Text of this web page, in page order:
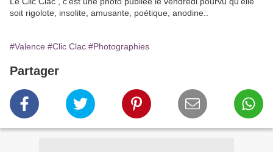
soit rigolote, insolite, amusante, poétique, anodine..
#Valence #Clic Clac #Photographies
Partager